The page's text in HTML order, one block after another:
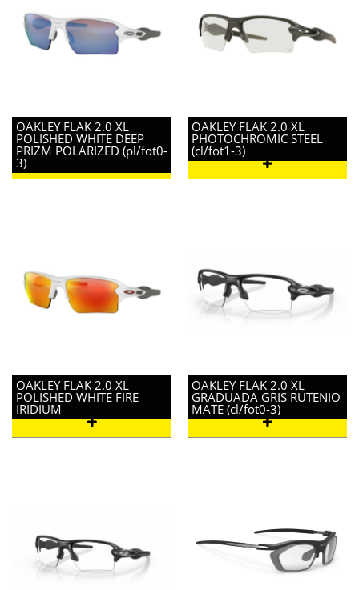
OAKLEY FLAK 2.0 XL
POLISHED WHITE DEEP
PRIZM POLARIZED (pl/fot0-
3)
OAKLEY FLAK 2.0 XL
PHOTOCHROMIC STEEL
(cl/fot1-3)
OAKLEY FLAK 2.0 XL
POLISHED WHITE FIRE
IRIDIUM
OAKLEY FLAK 2.0 XL
GRADUADA GRIS RUTENIO
MATE (cl/fot0-3)